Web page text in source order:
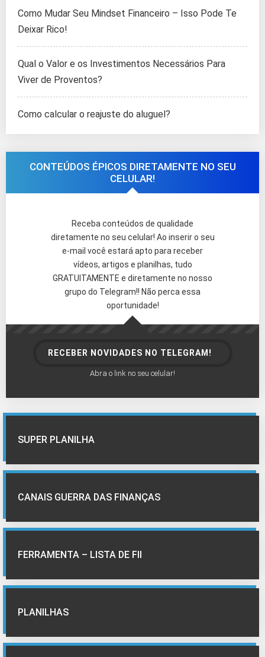
Como Mudar Seu Mindset Financeiro – Isso Pode Te
Deixar Rico!
Qual o Valor e os Investimentos Necessários Para
Viver de Proventos?
Como calcular o reajuste do aluguel?
CONTEÚDOS ÉPICOS DIRETAMENTE NO SEU
CELULAR!
Receba conteúdos de qualidade
diretamente no seu celular! Ao inserir o seu
e-mail você estará apto para receber
vídeos, artigos e planilhas, tudo
GRATUITAMENTE e diretamente no nosso
grupo do Telegram!! Não perca essa
oportunidade!
RECEBER NOVIDADES NO TELEGRAM!
Abra o link no seu celular!
SUPER PLANILHA
CANAIS GUERRA DAS FINANÇAS
FERRAMENTA – LISTA DE FII
PLANILHAS